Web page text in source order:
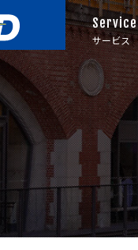
Service
サービス